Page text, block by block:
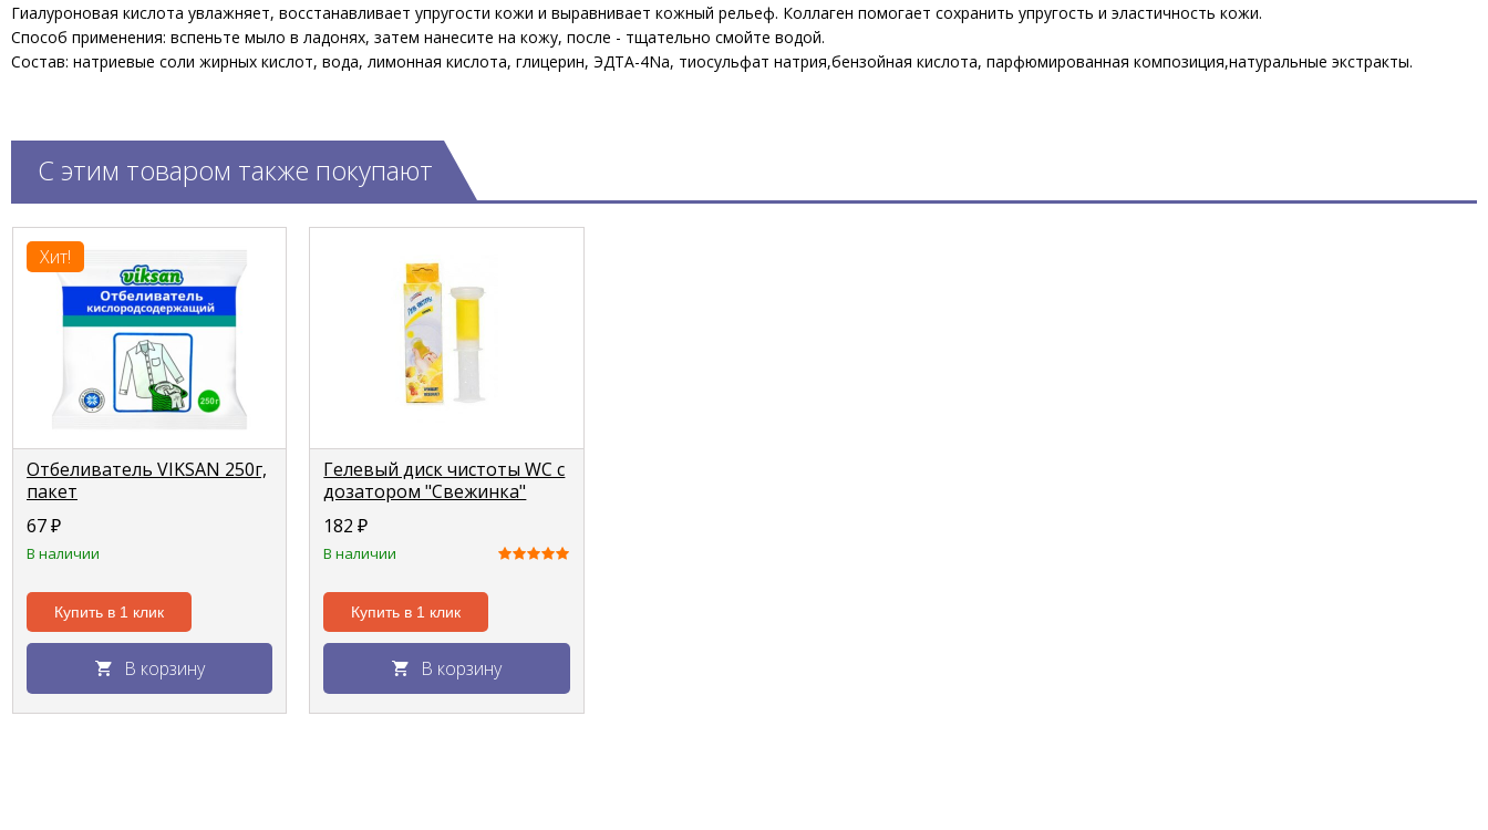
Гиалуроновая кислота увлажняет, восстанавливает упругости кожи и выравнивает кожный рельеф. Коллаген помогает сохранить упругость и эластичность кожи.
Способ применения: вспеньте мыло в ладонях, затем нанесите на кожу, после - тщательно смойте водой.
Состав: натриевые соли жирных кислот, вода, лимонная кислота, глицерин, ЭДТА-4Na, тиосульфат натрия,бензойная кислота, парфюмированная композиция,натуральные экстракты.
С этим товаром также покупают
Хит!
Отбеливатель VIKSAN 250г,
пакет
67₽
В наличии
Купить в 1 клик
В корзину
Гелевый диск чистоты WC с
дозатором "Свежинка"
лимон, 6шт
182₽
В наличии
Купить в 1 клик
В корзину